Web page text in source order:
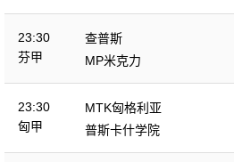
23:30
芬甲
查普斯
MP米克力
23:30
匈甲
MTK匈格利亚
普斯卡什学院